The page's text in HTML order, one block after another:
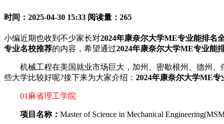
时间：2025-04-30 15:33 阅读量：265
小编近期也收到不少家长对2024年康奈尔大学ME专业能排名
专业名校推荐的内容，希望通过2024年康奈尔大学ME专业能
机械工程在美国就业市场巨大，加州、密歇根州、德州、
些大学比较好呢?接下来为大家介绍： 2024年康奈尔大学ME
01麻省理工学院
项目名称： Master of Science in Mechanical